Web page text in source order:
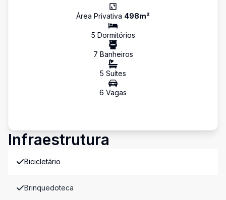
Área Privativa 498m²
5 Dormitórios
7 Banheiros
5 Suítes
6 Vagas
Infraestrutura
Bicicletário
Brinquedoteca